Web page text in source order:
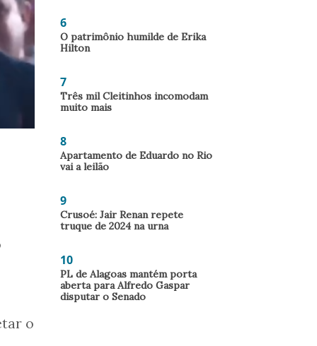
o
6
O patrimônio humilde de Erika
Hilton
7
Três mil Cleitinhos incomodam
muito mais
8
Apartamento de Eduardo no Rio
vai a leilão
9
Crusoé: Jair Renan repete
truque de 2024 na urna
10
PL de Alagoas mantém porta
aberta para Alfredo Gaspar
disputar o Senado